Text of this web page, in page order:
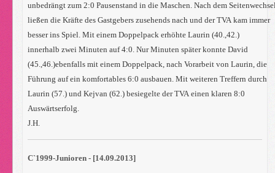
unbedrängt zum 2:0 Pausenstand in die Maschen. Nach dem
ließen die Kräfte des Gastgebers zusehends nach und der TVA kam immer
besser ins Spiel. Mit einem Doppelpack erhöhte Laurin (40.,42.)
innerhalb zwei Minuten auf 4:0. Nur Minuten später konnte David
(45.,46.)ebenfalls mit einem Doppelpack, nach Vorarbeit von Laurin, die
Führung auf ein komfortables 6:0 ausbauen. Mit weiteren Treffern durch
Laurin (57.) und Kejvan (62.) besiegelte der TVA einen klaren 8:0
Auswärtserfolg.
J.H.
C`1999-Junioren - [14.09.2013]